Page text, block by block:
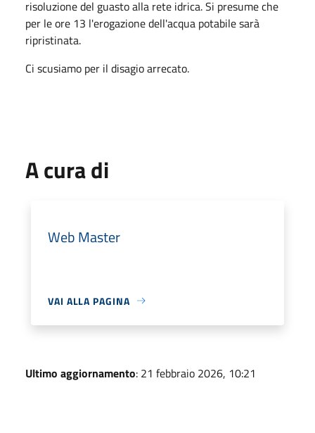
risoluzione del guasto alla rete idrica. Si presume che
per le ore 13 l'erogazione dell'acqua potabile sarà
ripristinata.
Ci scusiamo per il disagio arrecato.
A cura di
Web Master
VAI ALLA PAGINA
Ultimo aggiornamento: 21 febbraio 2026, 10:21